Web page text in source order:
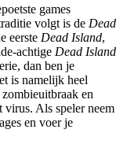
games
volgt is de Dead
eerste Dead Island,
achtige Dead Island
dan ben je
is namelijk heel
en
virus. Als speler neem
en voer je